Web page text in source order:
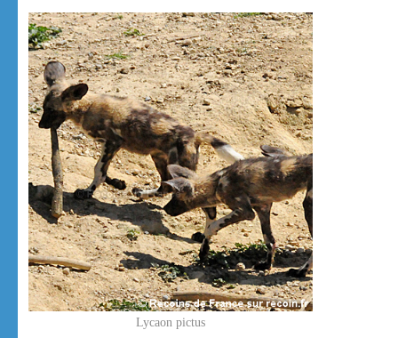
Lycaon pictus